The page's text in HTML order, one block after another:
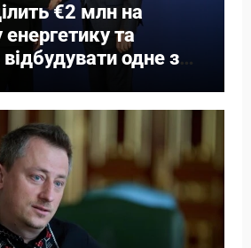
€2 млн на
енергетику та
одне з